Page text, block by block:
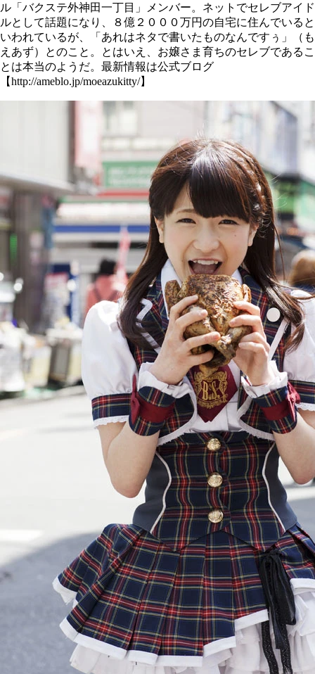
ル「バクステ外神田一丁目」メンバー。ネットでセレブアイド
ルとして話題になり、８億２０００万円の自宅に住んでいると
いわれているが、「あれはネタで書いたものなんですぅ」（も
えあず）とのこと。とはいえ、お嬢さま育ちのセレブであるこ
とは本当のようだ。最新情報は公式ブログ
【http://ameblo.jp/moeazukitty/】